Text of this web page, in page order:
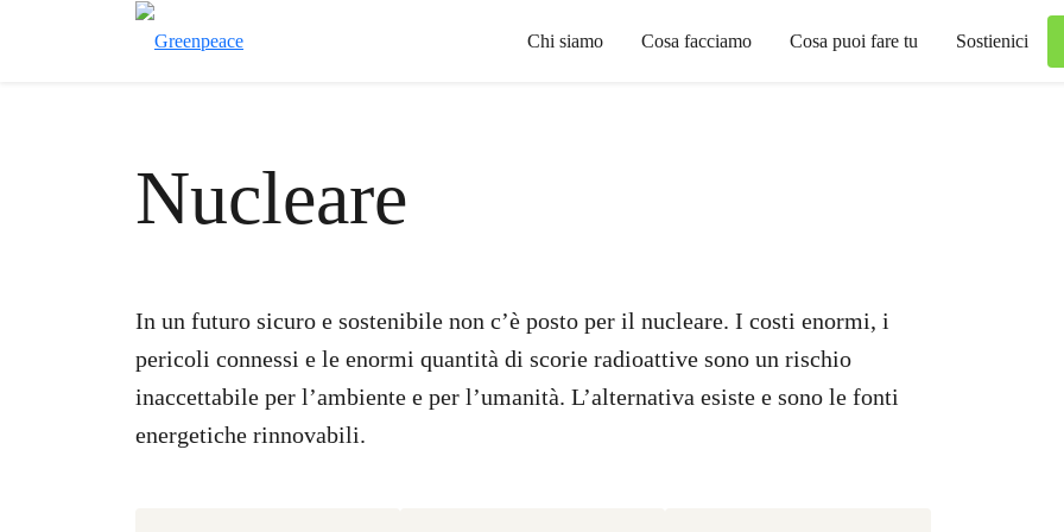
Chi siamo Cosa facciamo Cosa puoi fare tu Sostienici
Nucleare
In un futuro sicuro e sostenibile non c’è posto per il nucleare. I costi enormi, i
pericoli connessi e le enormi quantità di scorie radioattive sono un rischio
inaccettabile per l’ambiente e per l’umanità. L’alternativa esiste e sono le fonti
energetiche rinnovabili.